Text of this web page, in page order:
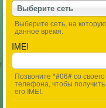
Выберите сеть
Выберите сеть, на
данное время.
IMEI
Позвоните *#06# со своего
телефона, чтобы получить
его IMEI.